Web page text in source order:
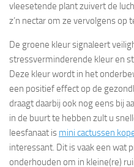
vleesetende plant zuivert de
z’n nectar om ze vervolgens op
De groene kleur signaleert
stressverminderende kleur en
Deze kleur wordt in het
een positief effect op de
draagt daarbij ook nog eens bij
in de buurt te hebben zult u
leesfanaat is mini cactussen
interessant. Dit is vaak een wat
onderhouden om in kleine(re)